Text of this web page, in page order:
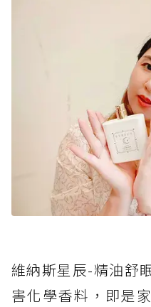
維納斯星辰-精油舒
害化學香料，即是